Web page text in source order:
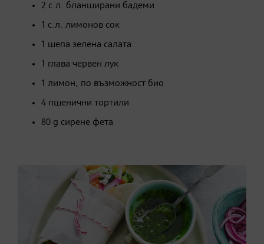
2 с.л. бланширани бадеми
1 с.л. лимонов сок
1 шепа зелена салата
1 глава червен лук
1 лимон, по възможност био
4 пшенични тортили
80 g сирене фета